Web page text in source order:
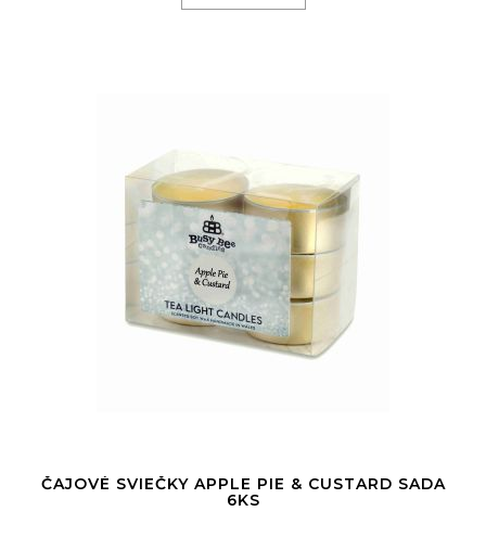
ČAJOVÉ SVIEČKY APPLE PIE & CUSTARD SADA
6KS